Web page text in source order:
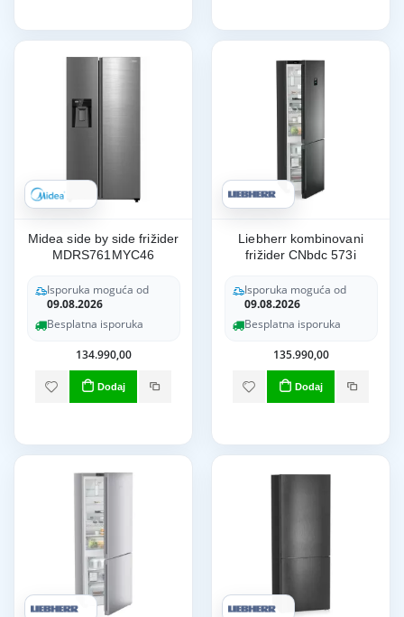
Midea side by side frižider
MDRS761MYC46
Isporuka moguća od
09.08.2026
Besplatna isporuka
134.990,00
Dodaj
Liebherr kombinovani
frižider CNbdc 573i
Isporuka moguća od
09.08.2026
Besplatna isporuka
135.990,00
Dodaj